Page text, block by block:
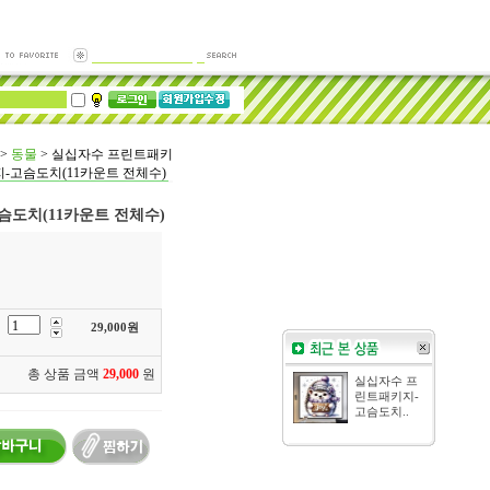
> 동물 > 실십자수 프린트패키
-고슴도치(11카운트 전체수)
도치(11카운트 전체수)
29,000원
총 상품 금액 29,000 원
실십자수 프
린트패키지-
고슴도치..